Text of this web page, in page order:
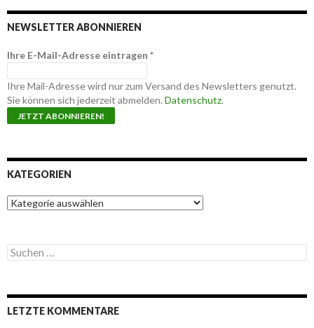
NEWSLETTER ABONNIEREN
Ihre E-Mail-Adresse eintragen *
Ihre Mail-Adresse wird nur zum Versand des Newsletters genutzt.
Sie können sich jederzeit abmelden. Datenschutz.
KATEGORIEN
K
a
g
o
n
S
u
e
n
LETZTE KOMMENTARE